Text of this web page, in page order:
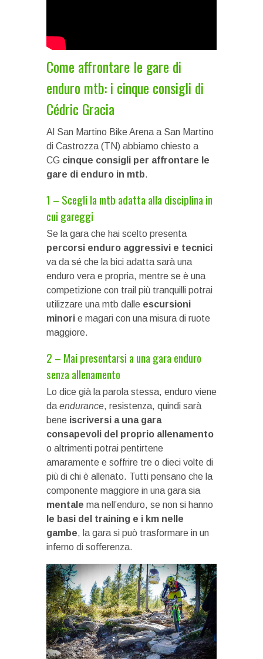
Come affrontare le gare di
enduro mtb: i cinque consigli di
Cédric Gracia
Al San Martino Bike Arena a San Martino
di Castrozza (TN) abbiamo chiesto a
CG cinque consigli per affrontare le
gare di enduro in mtb.
1 – Scegli la mtb adatta alla disciplina in
cui gareggi
Se la gara che hai scelto presenta
percorsi enduro aggressivi e tecnici
va da sé che la bici adatta sarà una
enduro vera e propria, mentre se è una
competizione con trail più tranquilli potrai
utilizzare una mtb dalle escursioni
minori e magari con una misura di ruote
maggiore.
2 – Mai presentarsi a una gara enduro
senza allenamento
Lo dice già la parola stessa, enduro viene
da endurance, resistenza, quindi sarà
bene iscriversi a una gara
consapevoli del proprio allenamento
o altrimenti potrai pentirtene
amaramente e soffrire tre o dieci volte di
più di chi è allenato. Tutti pensano che la
componente maggiore in una gara sia
mentale ma nell’enduro, se non si hanno
le basi del training e i km nelle
gambe, la gara si può trasformare in un
inferno di sofferenza.